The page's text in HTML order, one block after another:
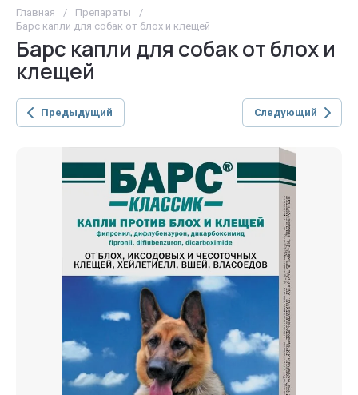
Главная / Препараты
/
Барс капли для собак от блох и клещей
Барс капли для собак от блох и
клещей
Предыдущий Следующий